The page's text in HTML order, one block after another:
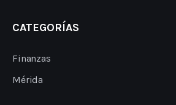
CATEGORÍAS
Finanzas
Mérida